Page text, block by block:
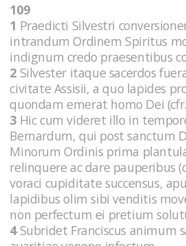
109
1 Praedicti Silvestri
intrandum Ordinem Spiritus
indignum credo praesentibus
2 Silvester itaque sacerdos
civitate Assisii, a quo lapides
quondam emerat homo Dei (cfr.
3 Hic cum videret illo in
Bernardum, qui post sanctum
Minorum Ordinis prima
relinquere ac dare pauperibus
voraci cupiditate succensus,
lapidibus olim sibi venditis
non perfectum ei pretium
4Subridet Franciscus animum